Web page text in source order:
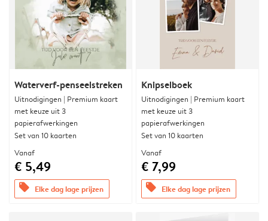
Waterverf-penseelstreken
Uitnodigingen | Premium kaart
met keuze uit 3
papierafwerkingen
Set van 10 kaarten
Vanaf
€ 5,49
offers Elke dag lage prijzen
Knipselboek
Uitnodigingen | Premium kaart
met keuze uit 3
papierafwerkingen
Set van 10 kaarten
Vanaf
€ 7,99
offers Elke dag lage prijzen